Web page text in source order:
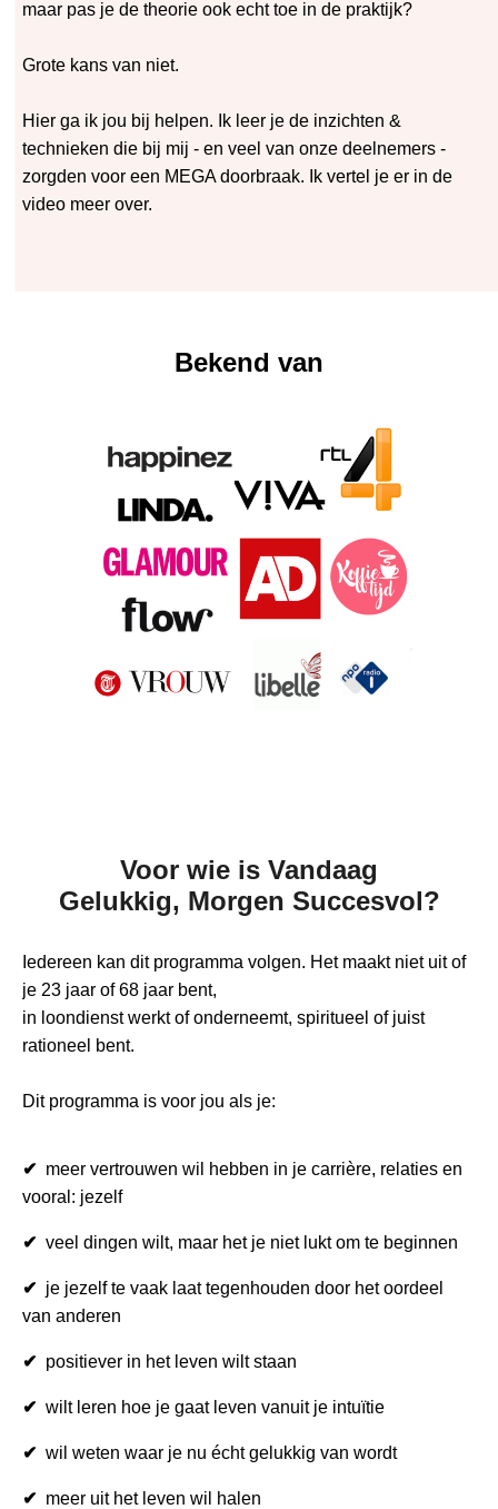
maar pas je de theorie ook echt toe in de praktijk?
Grote kans van niet.
Hier ga ik jou bij helpen. Ik leer je de inzichten &
technieken die bij mij - en veel van onze deelnemers -
zorgden voor een MEGA doorbraak. I
k vertel je er in de
video meer over.
Bekend van
Voor wie is Vandaag
Gelukkig, Morgen Succesvol?
Iedereen kan dit programma volgen. Het maakt niet uit of
je 23 jaar of 68 jaar bent,
in loondienst werkt of onderneemt, spiritueel of juist
rationeel bent.
Dit programma is voor jou als je:
✔ meer vertrouwen wil hebben in je carrière, relaties en
vooral: jezelf
✔ veel dingen wilt, maar het je niet lukt om te beginnen
✔ je jezelf te vaak laat tegenhouden door het oordeel
van anderen
✔ positiever in het leven wilt staan
✔ wilt leren hoe je gaat leven vanuit je intuïtie
✔ wil weten waar je nu écht gelukkig van wordt
✔ meer uit het leven wil halen